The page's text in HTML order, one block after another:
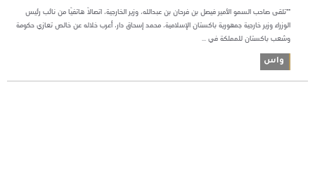
**تلقى صاحب السمو الأمير فيصل بن فرحان بن عبدالله، وزير الخارجية، اتصالًا هاتفيًا من نائب رئيس
الوزراء وزير خارجية جمهورية باكستان الإسلامية، محمد إسحاق دار، أعرب خلاله عن خالص تعازي حكومة
وشعب باكستان للمملكة في ...
واس